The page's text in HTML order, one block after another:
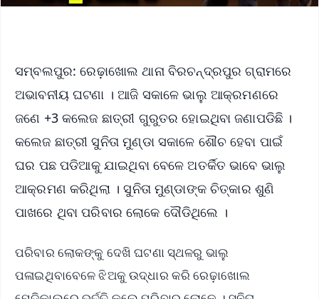
ସମ୍ବଲପୁର: ରେଢ଼ାଖୋଲ ଥାନା ବିରଚନ୍ଦ୍ରପୁର ଗ୍ରାମରେ
ଅଭାବନୀୟ ଘଟଣା । ଆଜି ସକାଳେ ଭାଲୁ ଆକ୍ରମଣରେ
ଜଣେ +3 କଲେଜ ଛାତ୍ରୀ ଗୁରୁତର ହୋଇଥିବା ଜଣାପଡିଛି ।
କଲେଜ ଛାତ୍ରୀ ସୁନିତା ମୁଣ୍ଡା ସକାଳେ ଶୌଚ ହେବା ପାଇଁ
ଘର ପଛ ପଡିଆକୁ ଯାଇଥିବା ବେଳେ ଅତର୍କିତ ଭାବେ ଭାଲୁ
ଆକ୍ରମଣ କରିଥିଲା । ସୁନିତା ମୁଣ୍ଡାଙ୍କ ଚିତ୍କାର ଶୁଣି
ପାଖରେ ଥିବା ପରିବାର ଲୋକେ ଦୌଡିଥିଲେ ।
ପରିବାର ଲୋକଙ୍କୁ ଦେଖି ଘଟଣା ସ୍ଥଳରୁ ଭାଲୁ
ପଳାଇଥିବାବେଳେ ଝିଅକୁ ଉଦ୍ଧାର କରି ରେଢ଼ାଖୋଲ